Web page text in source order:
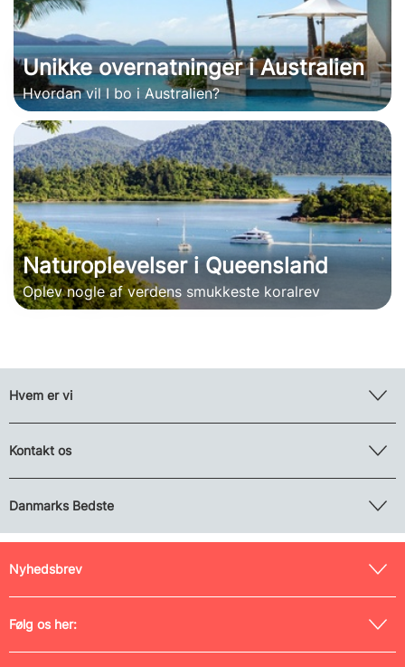
Unikke overnatninger i Australien
Hvordan vil I bo i Australien?
Naturoplevelser i Queensland
Oplev nogle af verdens smukkeste koralrev
Hvem er vi
Kontakt os
Danmarks Bedste
Nyhedsbrev
Følg os her: